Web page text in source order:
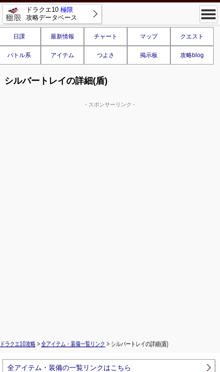
ドラクエ10 極限
攻略データベース
日課 最新情報 チャート マップ クエスト
バトル系 アイテム つよさ 掲示板 攻略blog
シルバートレイの詳細(盾)
- スポンサーリンク -
ドラクエ10攻略 > 全アイテム・装備一覧リンク > シルバートレイの詳細(盾)
全アイテム・装備の一覧リンクはこちら